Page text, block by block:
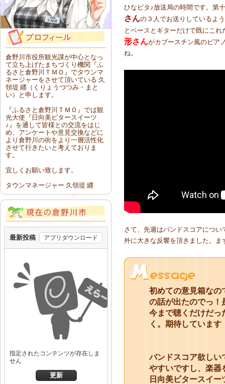
倉野川市役所観光課が中心となっ
て立ち上げたまちづくり機関『ふ
るさと倉野川ＴＭＯ』でタウンマ
ネージャーをさせて頂いている 久
領堤 纒（くりょうづつみ・まと
い）と申します。
『ふるさと倉野川ＴＭＯ』では観
光大使『日向美ビタースイーツ
♪』を通して皆様との交流をはじ
め、アンケートや意見交換などに
より倉野川の街をより一層活性化
させて行きたいと考えておりま
す。
宜しくお願い致します。
タウンマネージャー 久領堤 纒
ひなビタ♪放送局の時間です。第
さんの３人でお送りしているよ
とベースとギターだけで既にこ
形さんがカプースチン風のピア
ね。
さて、先週はバンドスコアにつ
外に大きな反響を頂きました。
初めての意見箱なの
の話が出たのでっ！
今まで聴くだけだっ
く。期待しています
バンドスコア欲しい
やすいですし、楽器
日向美ビタースイ